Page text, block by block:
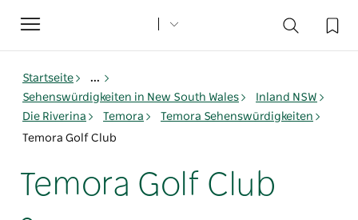
Toggle
navigation
Startseite
...
Sehenswürdigkeiten in New South Wales
Inland NSW
Die Riverina
Temora
Temora Sehenswürdigkeiten
Temora Golf Club
Temora Golf Club